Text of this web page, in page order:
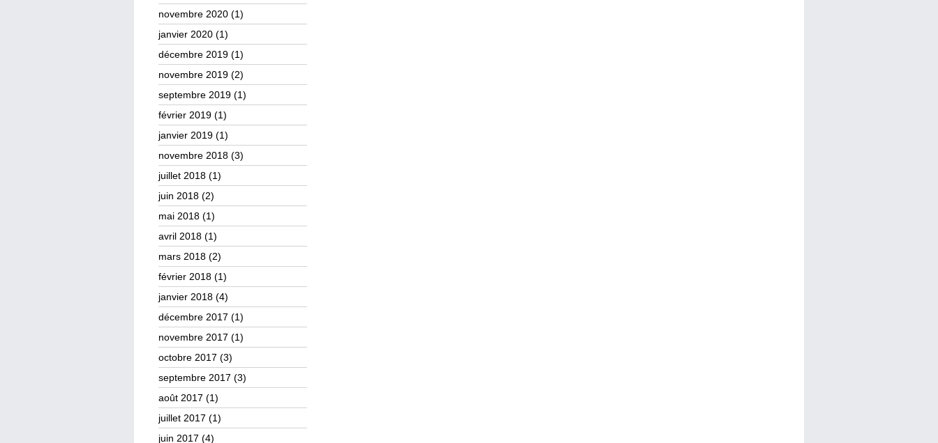
novembre 2020 (1)
janvier 2020 (1)
décembre 2019 (1)
novembre 2019 (2)
septembre 2019 (1)
février 2019 (1)
janvier 2019 (1)
novembre 2018 (3)
juillet 2018 (1)
juin 2018 (2)
mai 2018 (1)
avril 2018 (1)
mars 2018 (2)
février 2018 (1)
janvier 2018 (4)
décembre 2017 (1)
novembre 2017 (1)
octobre 2017 (3)
septembre 2017 (3)
août 2017 (1)
juillet 2017 (1)
juin 2017 (4)